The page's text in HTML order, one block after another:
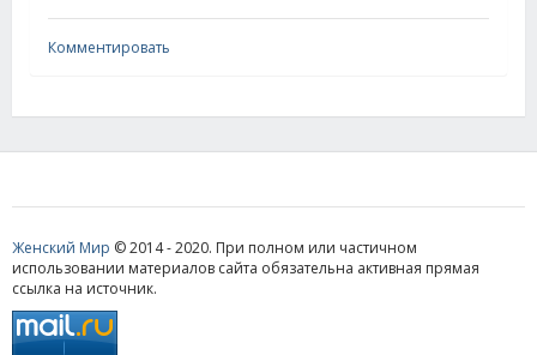
Комментировать
Женский Мир © 2014 - 2020. При полном или частичном
использовании материалов сайта обязательна активная прямая
ссылка на источник.